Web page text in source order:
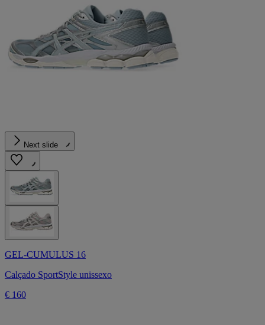
Next slide
GEL-CUMULUS 16
Calçado SportStyle unissexo
€ 160